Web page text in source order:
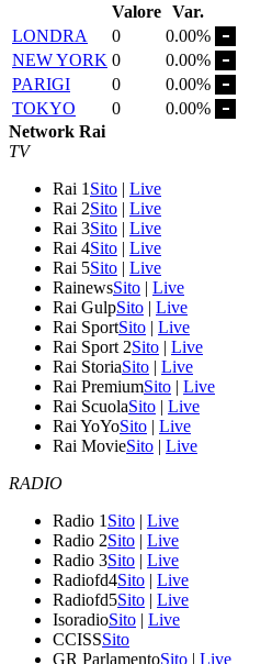
Valore Var.
LONDRA
0
0.00%
NEW YORK 0
0.00%
PARIGI
0
0.00%
TOKYO
0
0.00%
Network Rai
TV
Rai 1 Sito | Live
Rai 2Sito | Live
Rai 3Sito | Live
Rai 4Sito | Live
Rai 5Sito | Live
RainewsSito | Live
Rai GulpSito | Live
Rai SportSito | Live
Rai Sport 2Sito | Live
Rai StoriaSito | Live
Rai PremiumSito | Live
Rai ScuolaSito | Live
Rai YoYoSito | Live
Rai MovieSito | Live
RADIO
Radio 1 Sito | Live
Radio 2Sito | Live
Radio 3Sito | Live
Radiofd4Sito | Live
Radiofd5Sito | Live
IsoradioSito | Live
CCISSSito
GR ParlamentoSito | Live